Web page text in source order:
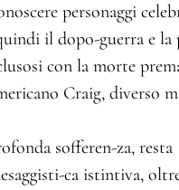
personaggi
il dopo-guerra e la
con la morte
Craig, diverso
sofferen-za, resta
ca istintiva,